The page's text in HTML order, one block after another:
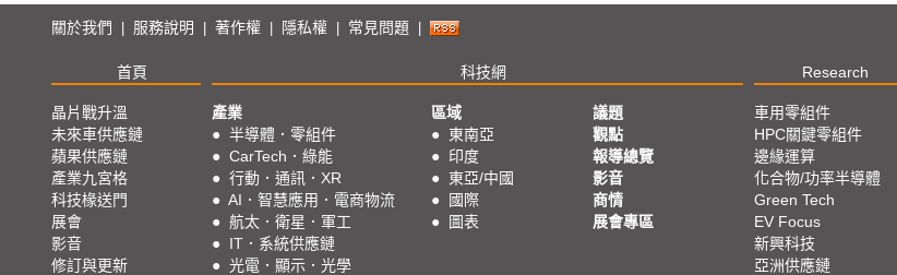
關於我們 服務說明 著作權 隱私權 常見問題
首頁 科技網 Research
晶片戰升溫
未來車供應鏈
蘋果供應鏈
產業九宮格
科技椽送門
展會
影音
修訂與更新
產業
● 半導體．零組件
● CarTech．綠能
● 行動．通訊．XR
● AI．智慧應用．電商物流
● 航太．衛星．軍工
● IT．系統供應鏈
● 光電．顯示．光學
區域
● 東南亞
● 印度
● 東亞/中國
●
國際
●
圖表
議題
觀點
報導總覽
影音
商情
展會專區
車用零組件
HPC關鍵零組件
邊緣運算
化合物/功率半導體
Green Tech
EV Focus
新興科技
亞洲供應鏈